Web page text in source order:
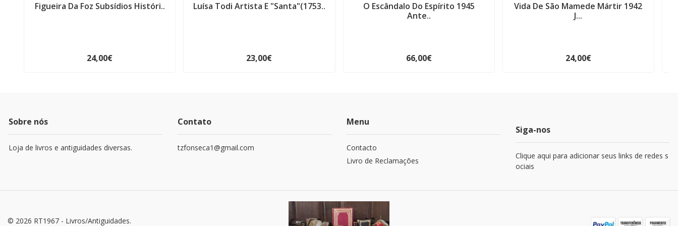
Figueira Da Foz Subsídios Históri..
24,00€
Luísa Todi Artista E "Santa"(1753..
23,00€
O Escândalo Do Espírito 1945
Ante..
66,00€
Vida De São Mamede Mártir 1942
J...
24,00€
Sobre nós
Loja de livros e antiguidades diversas.
Contato
tzfonseca1@gmail.com
Menu
Contacto
Livro de Reclamações
Siga-nos
Clique aqui para adicionar seus links de redes s
ociais
© 2026 RT1967 - Livros/Antiguidades.